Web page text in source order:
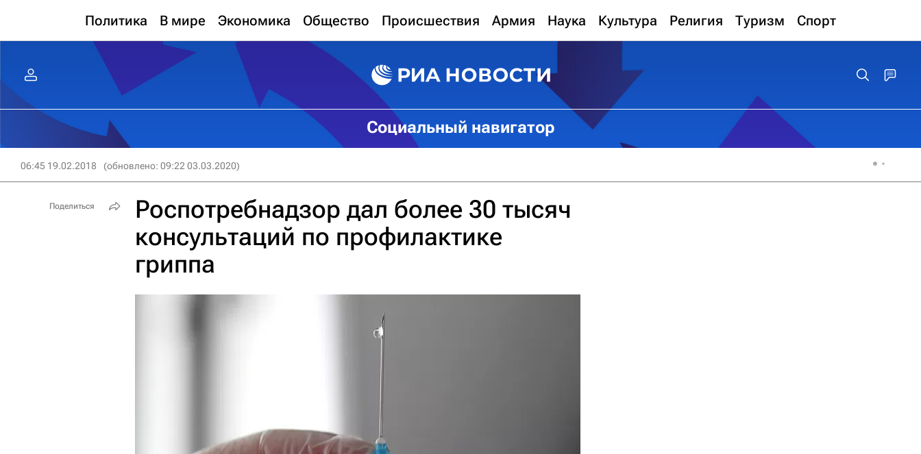
Политика В мире Экономика Общество Происшествия Армия Наука Культура Религия Туризм Спорт
Социальный навигатор
06:45 19.02.2018 (обновлено: 09:22 03.03.2020)
Роспотребнадзор дал более 30 тысяч
консультаций по профилактике
гриппа
Поделиться